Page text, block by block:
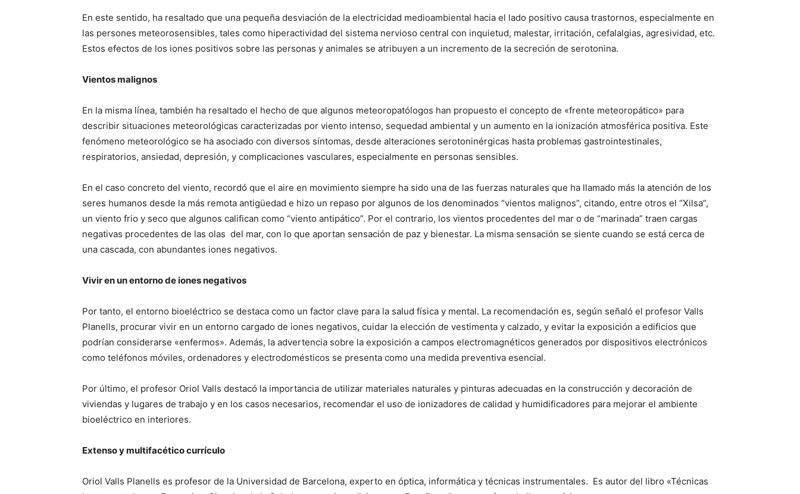
En este sentido, ha resaltado que una pequeña desviación de la electricidad medioambiental hacia el lado positivo causa trastornos, especialmente en
las persones meteorosensibles, tales como hiperactividad del sistema nervioso central con inquietud, malestar, irritación, cefalalgias, agresividad, etc.
Estos efectos de los iones positivos sobre las personas y animales se atribuyen a un incremento de la secreción de serotonina.
Vientos malignos
En la misma línea, también ha resaltado el hecho de que algunos meteoropatólogos han propuesto el concepto de «frente meteoropático» para
describir situaciones meteorológicas caracterizadas por viento intenso, sequedad ambiental y un aumento en la ionización atmosférica positiva. Este
fenómeno meteorológico se ha asociado con diversos síntomas, desde alteraciones serotoninérgicas hasta problemas gastrointestinales,
respiratorios, ansiedad, depresión, y complicaciones vasculares, especialmente en personas sensibles.
En el caso concreto del viento, recordó que el aire en movimiento siempre ha sido una de las fuerzas naturales que ha llamado más la atención de los
seres humanos desde la más remota antigüedad e hizo un repaso por algunos de los denominados “vientos malignos”, citando, entre otros el “Xilsa”,
un viento frio y seco que algunos califican como “viento antipático”. Por el contrario, los vientos procedentes del mar o de “marinada” traen cargas
negativas procedentes de las olas del mar, con lo que aportan sensación de paz y bienestar. La misma sensación se siente cuando se está cerca de
una cascada, con abundantes iones negativos.
Vivir en un entorno de iones negativos
Por tanto, el entorno bioeléctrico se destaca como un factor clave para la salud física y mental. La recomendación es, según señaló el profesor Valls
Planells, procurar vivir en un entorno cargado de iones negativos, cuidar la elección de vestimenta y calzado, y evitar la exposición a edificios que
podrían considerarse «enfermos». Además, la advertencia sobre la exposición a campos electromagnéticos generados por dispositivos electrónicos
como teléfonos móviles, ordenadores y electrodomésticos se presenta como una medida preventiva esencial.
Por último, el profesor Oriol Valls destacó la importancia de utilizar materiales naturales y pinturas adecuadas en la construcción y decoración de
viviendas y lugares de trabajo y en los casos necesarios, recomendar el uso de ionizadores de calidad y humidificadores para mejorar el ambiente
bioeléctrico en interiores.
Extenso y multifacético currículo
Oriol Valls Planells es profesor de la Universidad de Barcelona, experto en óptica, informática y técnicas instrumentales. Es autor del libro «Técnicas